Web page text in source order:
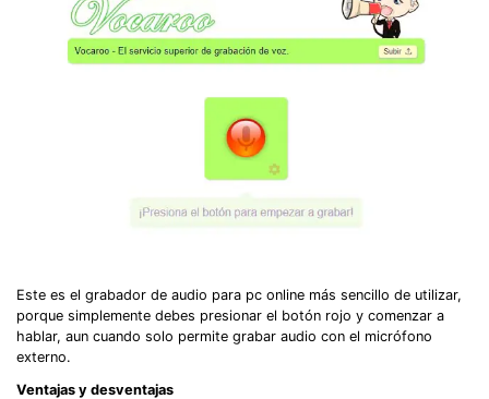
Este es el grabador de audio para pc online más sencillo de utilizar,
porque simplemente debes presionar el botón rojo y comenzar a
hablar, aun cuando solo permite grabar audio con el micrófono
externo.
Ventajas y desventajas